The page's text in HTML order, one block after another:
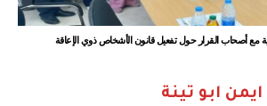
مع أصحاب القرار حول تفعيل قانون الأشخاص ذوي الإعاقة
ابو تينة